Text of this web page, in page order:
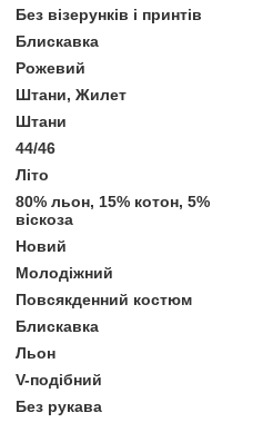
Без візерунків і принтів
Блискавка
Рожевий
Штани, Жилет
Штани
44/46
Літо
80% льон, 15% котон, 5%
віскоза
Новий
Молодіжний
Повсякденний костюм
Блискавка
Льон
V-подібний
Без рукава